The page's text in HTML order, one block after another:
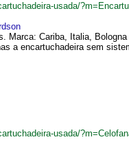
usada/
Marca: Cariba, Italia,
a encartuchadeira sem
usada/